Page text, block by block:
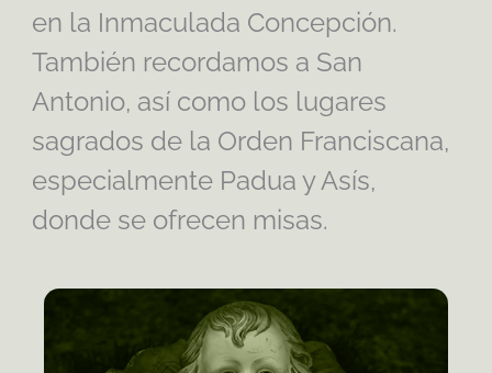
en la Inmaculada Concepción.
También recordamos a San
Antonio, así como los lugares
sagrados de la Orden Franciscana,
especialmente Padua y Asís,
donde se ofrecen misas.